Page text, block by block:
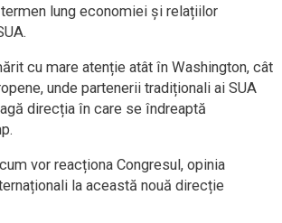
lung economiei și relațiilor
cu mare atenție atât în Washington, cât
unde partenerii tradiționali ai SUA
direcția în care se îndreaptă
vor reacționa Congresul, opinia
la această nouă direcție